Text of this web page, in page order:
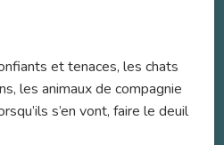
et tenaces, les chats
les animaux de compagnie
s’en vont, faire le deuil